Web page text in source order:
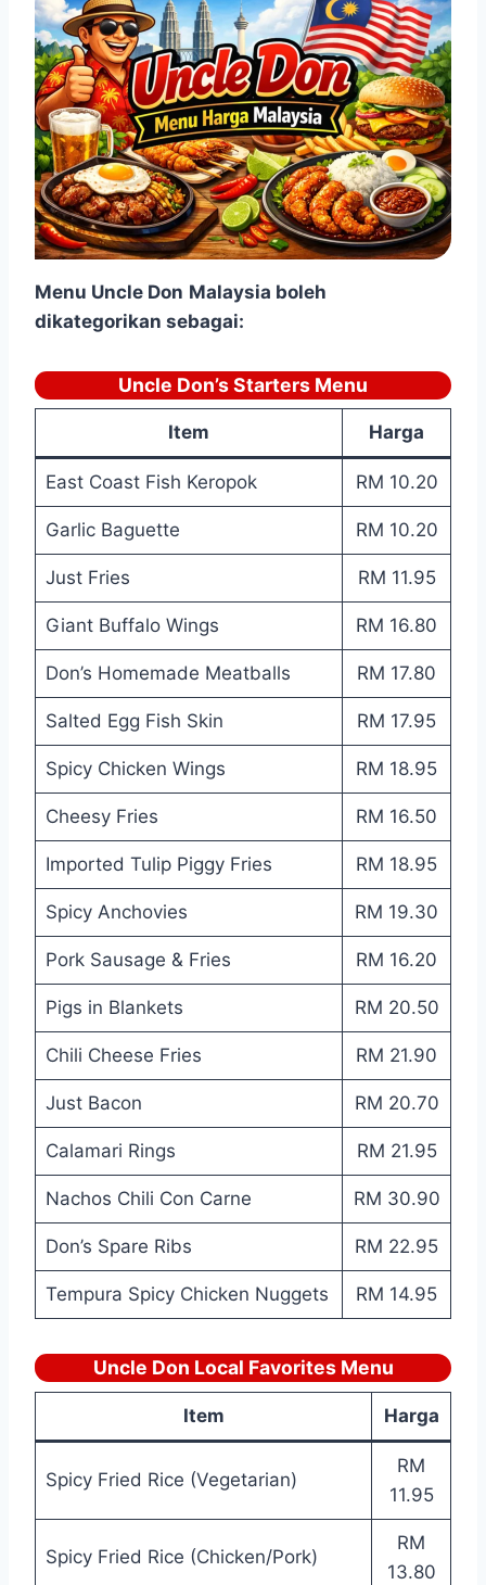
Menu Uncle Don Malaysia boleh
dikategorikan sebagai:
Uncle Don’s Starters Menu
Item Harga
East Coast Fish Keropok RM 10.20
Garlic Baguette RM 10.20
Just Fries RM 11.95
Giant Buffalo Wings RM 16.80
Don’s Homemade Meatballs RM 17.80
Salted Egg Fish Skin RM 17.95
Spicy Chicken Wings RM 18.95
Cheesy Fries RM 16.50
Imported Tulip Piggy Fries RM 18.95
Spicy Anchovies RM 19.30
Pork Sausage & Fries RM 16.20
Pigs in Blankets RM 20.50
Chili Cheese Fries RM 21.90
Just Bacon RM 20.70
Calamari Rings RM 21.95
Nachos Chili Con Carne RM 30.90
Don’s Spare Ribs RM 22.95
Tempura Spicy Chicken Nuggets RM 14.95
Uncle Don Local Favorites Menu
Item Harga
Spicy Fried Rice (Vegetarian)
RM
11.95
Spicy Fried Rice (Chicken/Pork)
RM
13.80